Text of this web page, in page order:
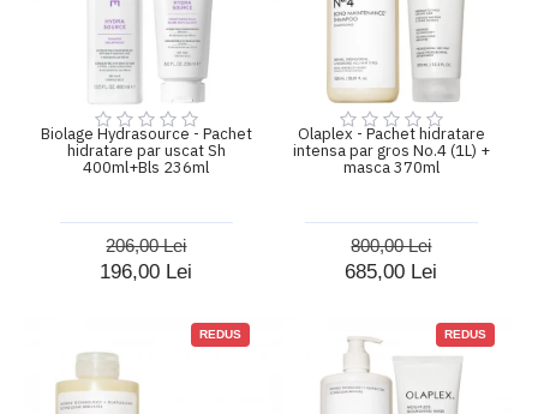
Biolage Hydrasource - Pachet
hidratare par uscat Sh
400ml+Bls 236ml
196,00 Lei
206,00 Lei
Olaplex - Pachet hidratare
intensa par gros No.4 (1L) +
masca 370ml
685,00 Lei
800,00 Lei
REDUS REDUS